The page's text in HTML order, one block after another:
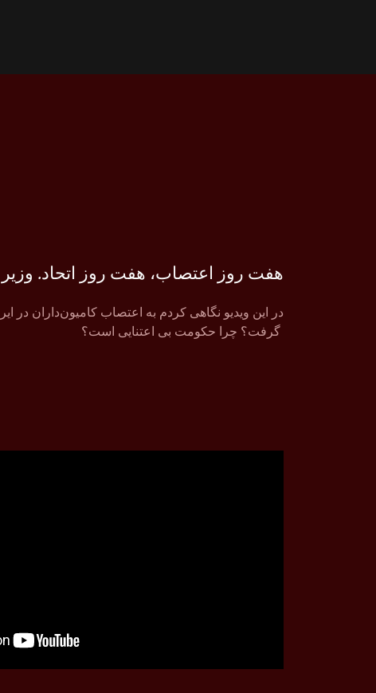
هفت روز اعتصاب، هفت روز اتحاد.
در این ویدیو نگاهی کردم به اعتصاب کامیون‌داران در